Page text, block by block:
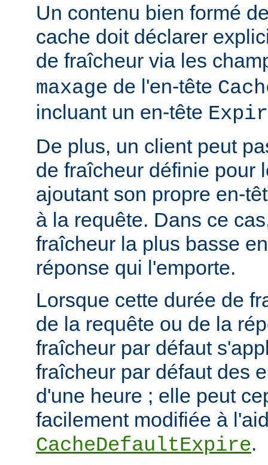
Un contenu bien formé
cache doit déclarer
de fraîcheur via les
maxage de l'en-tête
incluant un en-tête
De plus, un client peut
de fraîcheur définie pour
ajoutant son propre en-
à la requête. Dans ce
fraîcheur la plus basse
réponse qui l'emporte.
Lorsque cette durée de
de la requête ou de la
fraîcheur par défaut
fraîcheur par défaut des
d'une heure ; elle peut
facilement modifiée à
CacheDefaultExpire.